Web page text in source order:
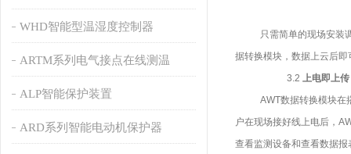
WHD智能型温湿度控制器
ARTM系列电气接点在线测温
ALP智能保护装置
ARD系列智能电动机保护器
只需简单的现场安装
据转换模块，数据上云后
3.2 上电即上传
AWT数据转换模块在
户在现场接好线上电后， A
查看监测设备和查看数据报